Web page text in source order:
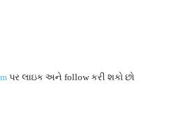
પર લાઇક અને follow કરી શકો છો